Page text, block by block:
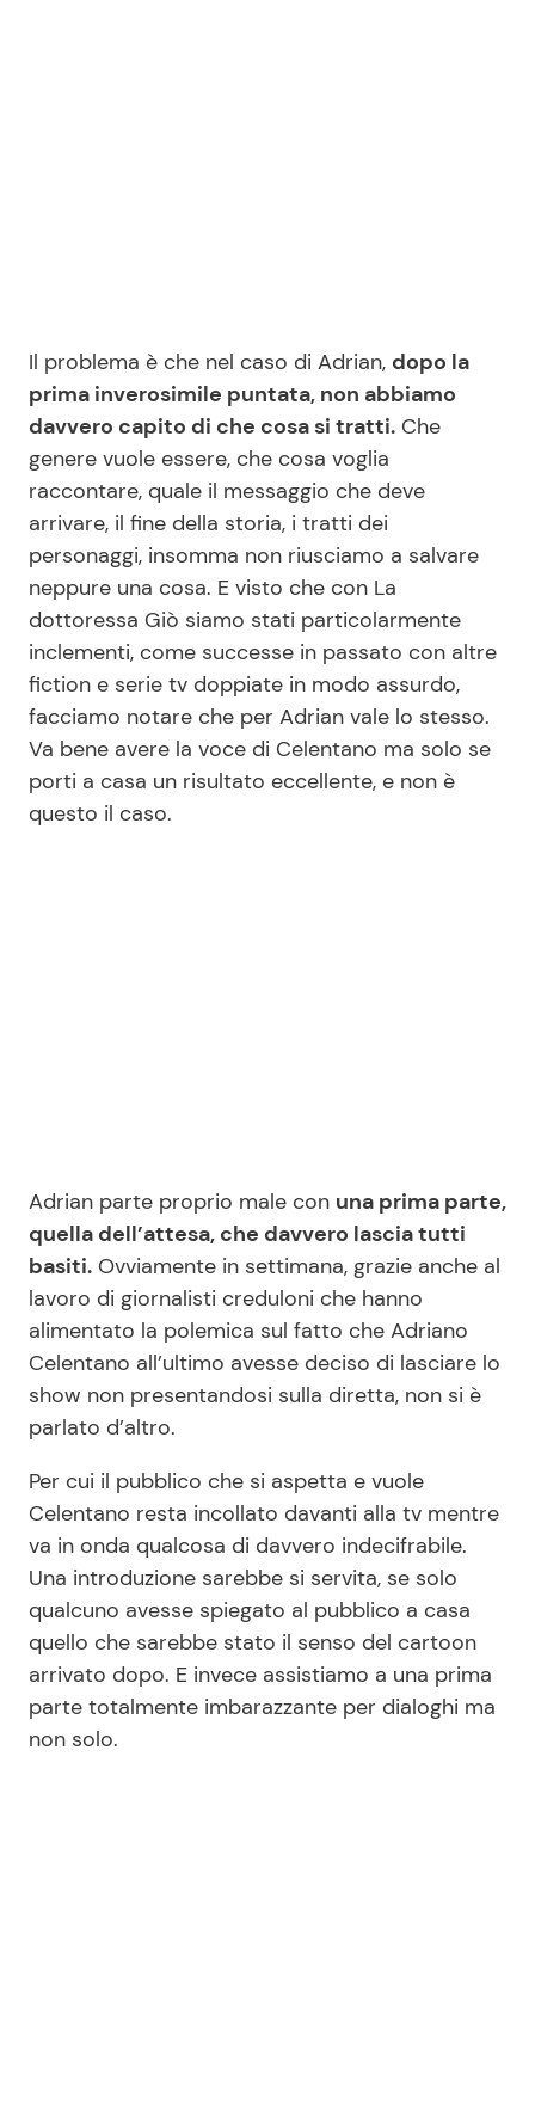
Contattaci
Pubblicità
Privacy Policy
Il problema è che nel caso di Adrian, dopo la
prima inverosimile puntata, non abbiamo
davvero capito di che cosa si tratti. Che
genere vuole essere, che cosa voglia
raccontare, quale il messaggio che deve
arrivare, il fine della storia, i tratti dei
personaggi, insomma non riusciamo a salvare
neppure una cosa. E visto che con La
dottoressa Giò siamo stati particolarmente
inclementi, come successe in passato con altre
fiction e serie tv doppiate in modo assurdo,
facciamo notare che per Adrian vale lo stesso.
Va bene avere la voce di Celentano ma solo se
porti a casa un risultato eccellente, e non è
questo il caso.
Adrian parte proprio male con una prima parte,
quella dell’attesa, che davvero lascia tutti
basiti. Ovviamente in settimana, grazie anche al
lavoro di giornalisti creduloni che hanno
alimentato la polemica sul fatto che Adriano
Celentano all’ultimo avesse deciso di lasciare lo
show non presentandosi sulla diretta, non si è
parlato d’altro.
Per cui il pubblico che si aspetta e vuole
Celentano resta incollato davanti alla tv mentre
va in onda qualcosa di davvero indecifrabile.
Una introduzione sarebbe si servita, se solo
qualcuno avesse spiegato al pubblico a casa
quello che sarebbe stato il senso del cartoon
arrivato dopo. E invece assistiamo a una prima
parte totalmente imbarazzante per dialoghi ma
non solo.